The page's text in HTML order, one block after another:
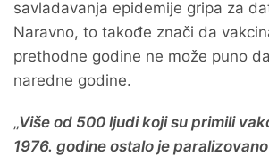
savladavanja epidemije gripa za
Naravno, to takođe znači da
prethodne godine ne može puno
naredne godine.
„Više od 500 ljudi koji su primili
1976. godine ostalo je